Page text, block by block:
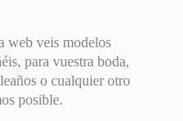
web veis modelos
para vuestra boda,
o cualquier otro
posible.